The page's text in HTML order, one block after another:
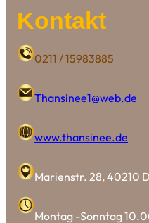
Kontakt
0211 / 15983885
Thansinee1@web.de
www.thansinee.de
Marienstr. 28, 40210
Montag -Sonntag